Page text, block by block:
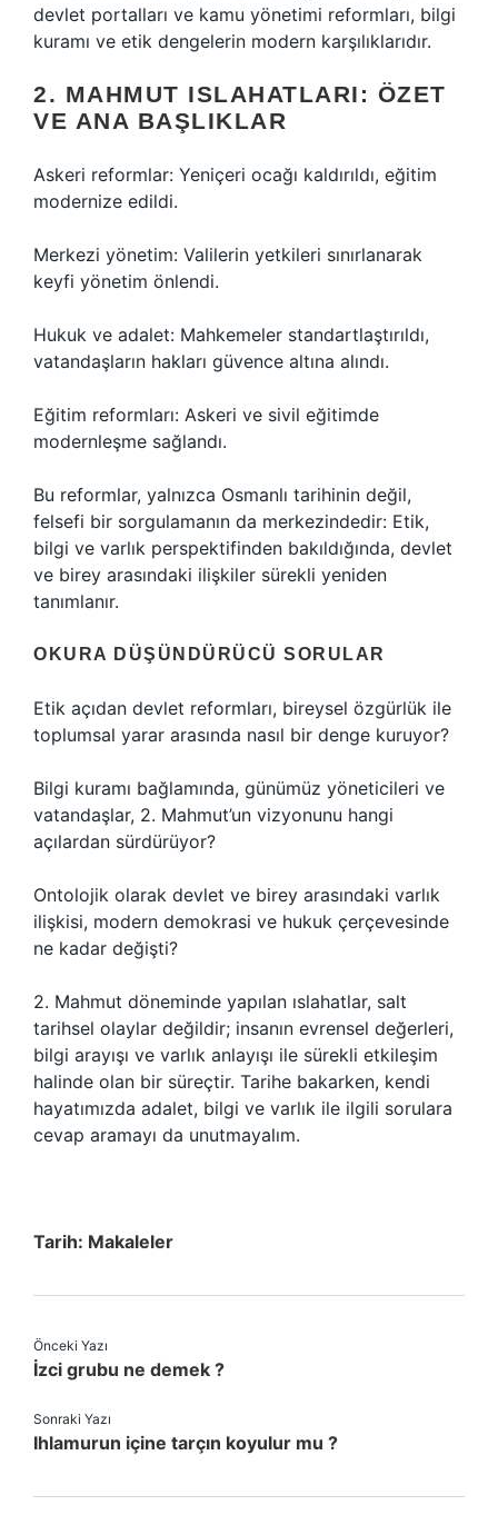
devlet portalları ve kamu yönetimi reformları, bilgi
kuramı ve etik dengelerin modern karşılıklarıdır.
2. MAHMUT ISLAHATLARI: ÖZET
VE ANA BAŞLIKLAR
Askeri reformlar: Yeniçeri ocağı kaldırıldı, eğitim
modernize edildi.
Merkezi yönetim: Valilerin yetkileri sınırlanarak
keyfi yönetim önlendi.
Hukuk ve adalet: Mahkemeler standartlaştırıldı,
vatandaşların hakları güvence altına alındı.
Eğitim reformları: Askeri ve sivil eğitimde
modernleşme sağlandı.
Bu reformlar, yalnızca Osmanlı tarihinin değil,
felsefi bir sorgulamanın da merkezindedir: Etik,
bilgi ve varlık perspektifinden bakıldığında, devlet
ve birey arasındaki ilişkiler sürekli yeniden
tanımlanır.
OKURA DÜŞÜNDÜRÜCÜ SORULAR
Etik açıdan devlet reformları, bireysel özgürlük ile
toplumsal yarar arasında nasıl bir denge kuruyor?
Bilgi kuramı bağlamında, günümüz yöneticileri ve
vatandaşlar, 2. Mahmut’un vizyonunu hangi
açılardan sürdürüyor?
Ontolojik olarak devlet ve birey arasındaki varlık
ilişkisi, modern demokrasi ve hukuk çerçevesinde
ne kadar değişti?
2. Mahmut döneminde yapılan ıslahatlar, salt
tarihsel olaylar değildir; insanın evrensel değerleri,
bilgi arayışı ve varlık anlayışı ile sürekli etkileşim
halinde olan bir süreçtir. Tarihe bakarken, kendi
hayatımızda adalet, bilgi ve varlık ile ilgili sorulara
cevap aramayı da unutmayalım.
Tarih: Makaleler
Önceki Yazı
İzci grubu ne demek ?
Sonraki Yazı
Ihlamurun içine tarçın koyulur mu ?